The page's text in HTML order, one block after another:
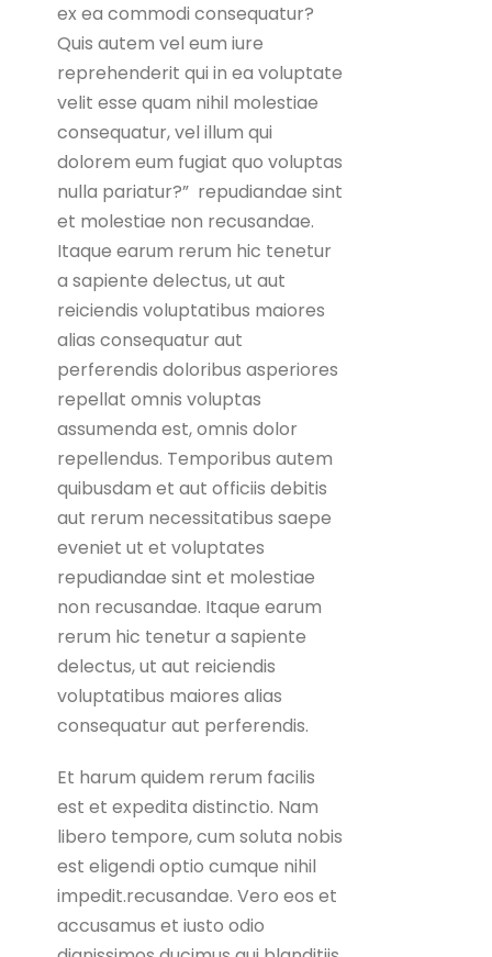
ex ea commodi consequatur?
Quis autem vel eum iure
reprehenderit qui in ea voluptate
velit esse quam nihil molestiae
consequatur, vel illum qui
dolorem eum fugiat quo voluptas
nulla pariatur?” repudiandae sint
et molestiae non recusandae.
Itaque earum rerum hic tenetur
a sapiente delectus, ut aut
reiciendis voluptatibus maiores
alias consequatur aut
perferendis doloribus asperiores
repellat omnis voluptas
assumenda est, omnis dolor
repellendus. Temporibus autem
quibusdam et aut officiis debitis
aut rerum necessitatibus saepe
eveniet ut et voluptates
repudiandae sint et molestiae
non recusandae. Itaque earum
rerum hic tenetur a sapiente
delectus, ut aut reiciendis
voluptatibus maiores alias
consequatur aut perferendis.
Et harum quidem rerum facilis
est et expedita distinctio. Nam
libero tempore, cum soluta nobis
est eligendi optio cumque nihil
impedit.recusandae. Vero eos et
accusamus et iusto odio